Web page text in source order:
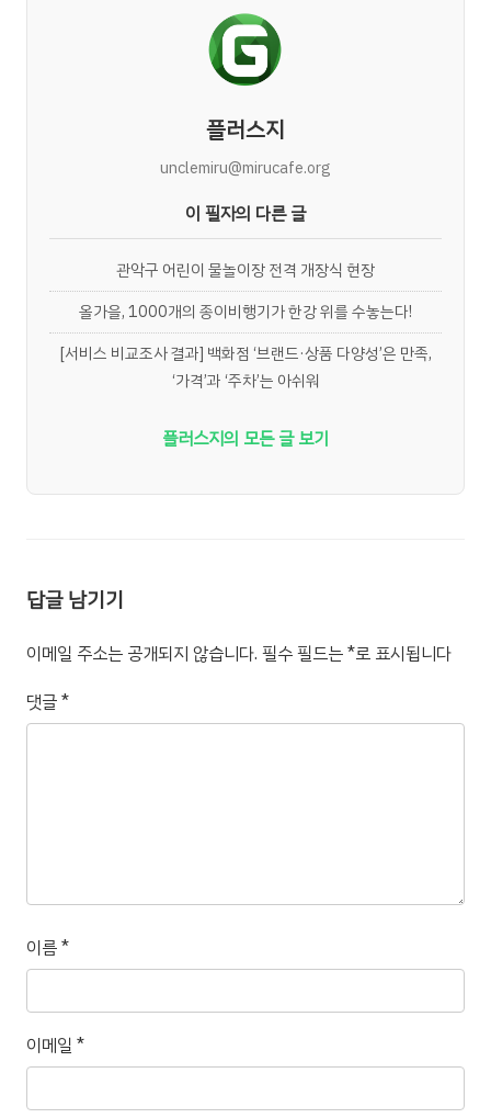
플러스지
unclemiru@mirucafe.org
이 필자의 다른 글
관악구 어린이 물놀이장 전격 개장식 현장
올가을, 1000개의 종이비행기가 한강 위를 수놓는다!
[서비스 비교조사 결과] 백화점 ‘브랜드·상품 다양성’은 만족,
‘가격’과 ‘주차’는 아쉬워
플러스지의 모든 글 보기
답글 남기기
이메일 주소는 공개되지 않습니다. 필수 필드는*로 표시됩니다
댓글*
이름*
이메일 *